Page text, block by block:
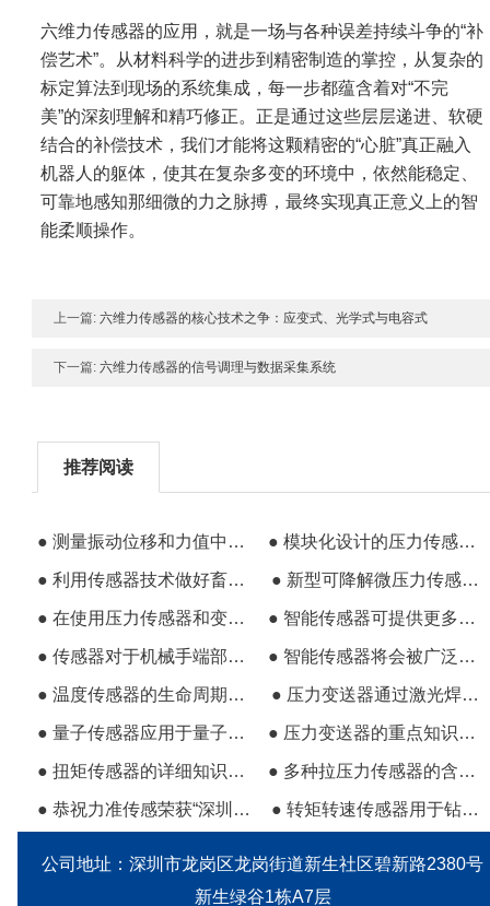
六维力传感器的应用，就是一场与各种误差持续斗争的“补
偿艺术”。从材料科学的进步到精密制造的掌控，从复杂的
标定算法到现场的系统集成，每一步都蕴含着对“不完
美”的深刻理解和精巧修正。正是通过这些层层递进、软硬
结合的补偿技术，我们才能将这颗精密的“心脏”真正融入
机器人的躯体，使其在复杂多变的环境中，依然能稳定、
可靠地感知那细微的力之脉搏，最终实现真正意义上的智
能柔顺操作。
上一篇:六维力传感器的核心技术之争：应变式、光学式与电容式
下一篇:六维力传感器的信号调理与数据采集系统
推荐阅读
● 测量振动位移和力值中常用的传感器是什么 ● 模块化设计的压力传感器满足多种应用需求
● 利用传感器技术做好畜禽养殖环境监测工作 ● 新型可降解微压力传感器在医疗行业的前景
● 在使用压力传感器和变送器时容易出现的问题 ● 智能传感器可提供更多参数和额外信息
● 传感器对于机械手端部恒力打磨过程中的使用 ● 智能传感器将会被广泛用于工业机器人中
● 温度传感器的生命周期和发展特点 ● 压力变送器通过激光焊接方式装入压力接口中
● 量子传感器应用于量子控制和状态检测 ● 压力变送器的重点知识分享
● 扭矩传感器的详细知识点介绍 ● 多种拉压力传感器的含义特性及其应用
● 恭祝力准传感荣获“深圳知名品牌”殊荣 ● 转矩转速传感器用于钻机测试的特点及功能
公司地址：深圳市龙岗区龙岗街道新生社区碧新路2380号
新生绿谷1栋A7层